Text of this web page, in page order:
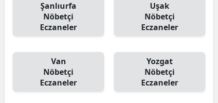
Şanlıurfa
Nöbetçi
Eczaneler
Uşak
Nöbetçi
Eczaneler
Van
Nöbetçi
Eczaneler
Yozgat
Nöbetçi
Eczaneler